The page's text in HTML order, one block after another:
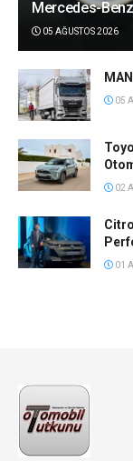
Mercedes-Benz
05 AĞUSTOS 2026
05
02
01